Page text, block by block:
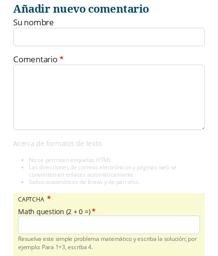
Añadir nuevo comentario
Su nombre
Comentario
Acerca de formatos de texto
No se permiten etiquetas HTML.
Las direcciones de correos electrónicos y páginas web se
convierten en enlaces automáticamente.
Saltos automáticos de líneas y de párrafos.
CAPTCHA
Math question (2 + 0 =)
Resuelva este simple problema matemático y escriba la solución; por
ejemplo: Para 1+3, escriba 4.